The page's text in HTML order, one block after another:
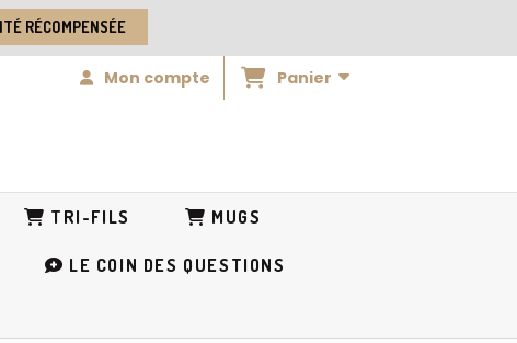
RÉCOMPENSÉE
Mon compte Panier
TRI-FILS MUGS
LE COIN DES QUESTIONS